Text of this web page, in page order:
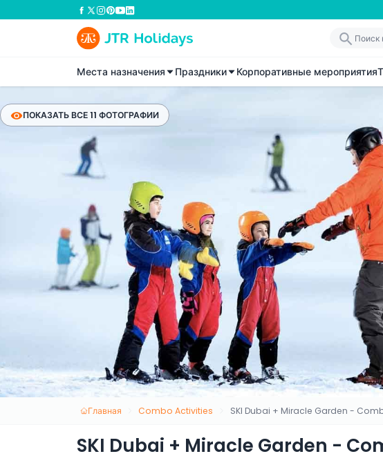
Места назначения Праздники Корпоративные мероприятия
ПОКАЗАТЬ ВСЕ 11 ФОТОГРАФИИ
Главная Combo Activities SKI Dubai + Miracle Garden -
SKI Dubai + Miracle Garden -